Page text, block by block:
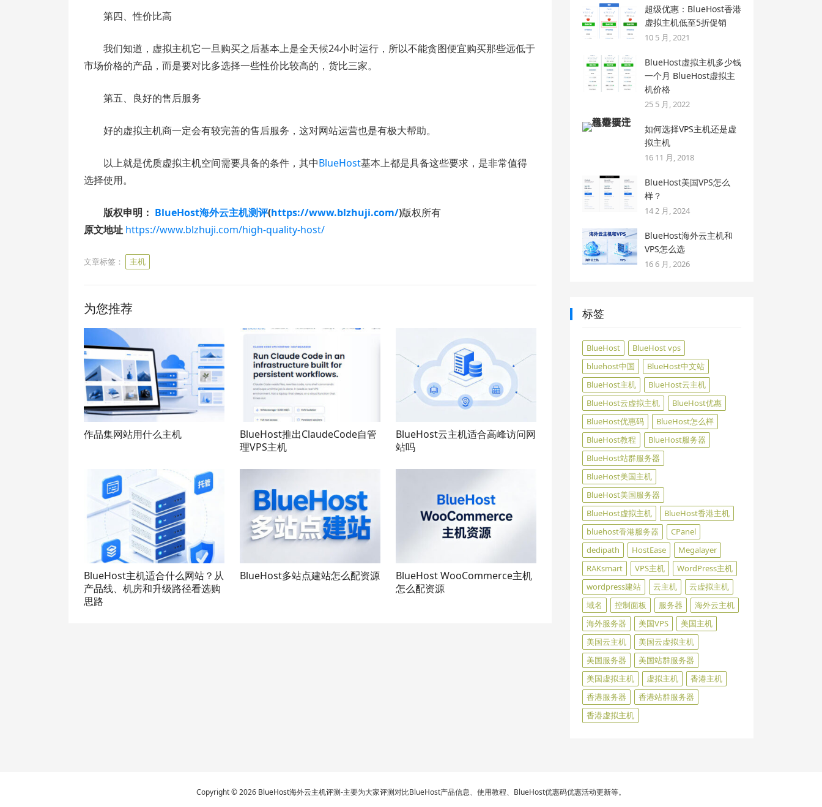
第四、性价比高
我们知道，虚拟主机它一旦购买之后基本上是全天候24小时运行，所以不能贪图便宜购买那些远低于
市场价格的产品，而是要对比多选择一些性价比较高的，货比三家。
第五、良好的售后服务
好的虚拟主机商一定会有较完善的售后服务，这对网站运营也是有极大帮助。
以上就是优质虚拟主机空间需要具备的条件，其中BlueHost基本上都是具备这些要求，是非常值得
选择使用。
版权申明： BlueHost海外云主机测评(https://www.blzhuji.com/)版权所有
原文地址 https://www.blzhuji.com/high-quality-host/
文章标签： 主机
为您推荐
作品集网站用什么主机
BlueHost推出ClaudeCode自管
理VPS主机
BlueHost云主机适合高峰访问网
站吗
BlueHost主机适合什么网站？从
产品线、机房和升级路径看选购
思路
BlueHost多站点建站怎么配资源
BlueHost WooCommerce主机
怎么配资源
超级优惠：BlueHost香港
虚拟主机低至5折促销
10 5 月, 2021
BlueHost虚拟主机多少钱
一个月 BlueHost虚拟主
机价格
25 5 月, 2022
如何选择VPS主机还是虚
拟主机
16 11 月, 2018
BlueHost美国VPS怎么
样？
14 2 月, 2024
BlueHost海外云主机和
VPS怎么选
16 6 月, 2026
标签
BlueHost
BlueHost vps
bluehost中国
BlueHost中文站
BlueHost主机
BlueHost云主机
BlueHost云虚拟主机
BlueHost优惠
BlueHost优惠码
BlueHost怎么样
BlueHost教程
BlueHost服务器
BlueHost站群服务器
BlueHost美国主机
BlueHost美国服务器
BlueHost虚拟主机
BlueHost香港主机
bluehost香港服务器
CPanel
dedipath
HostEase
Megalayer
RAKsmart
VPS主机
WordPress主机
wordpress建站
云主机
云虚拟主机
域名
控制面板 服务器
海外云主机
海外服务器
美国VPS
美国主机
美国云主机
美国云虚拟主机
美国服务器
美国站群服务器
美国虚拟主机
虚拟主机
香港主机
香港服务器
香港站群服务器
香港虚拟主机
Copyright © 2026 BlueHost海外云主机评测-主要为大家评测对比BlueHost产品信息、使用教程、BlueHost优惠码优惠活动更新等。